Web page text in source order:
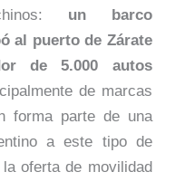
un barco
al puerto de Zárate
de 5.000 autos
de marcas
forma parte de una
a este tipo de
oferta de movilidad